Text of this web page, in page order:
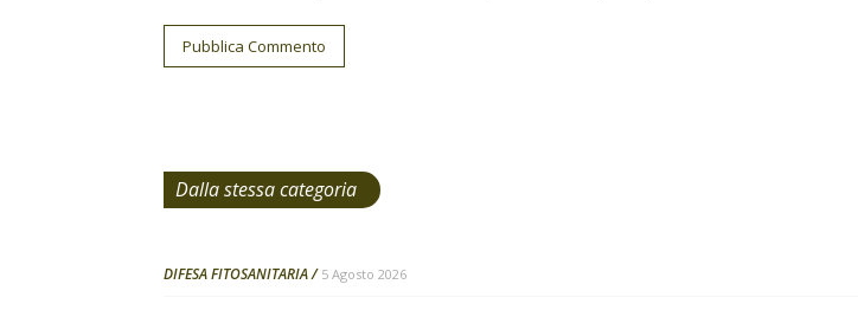
Dalla stessa categoria
DIFESA FITOSANITARIA 5 Agosto 2026